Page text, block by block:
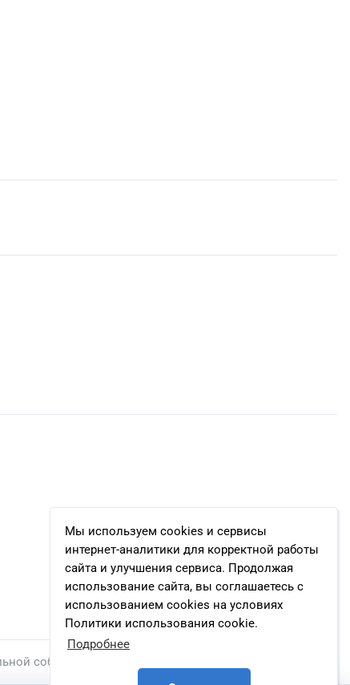
Мы используем cookies и сервисы
интернет-аналитики для корректной работы
сайта и улучшения сервиса. Продолжая
использование сайта, вы соглашаетесь с
использованием cookies на условиях
Политики использования cookie.
Подробнее
собственности.